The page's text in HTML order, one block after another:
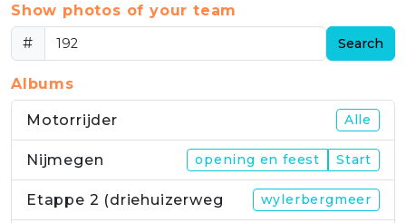
Show photos of your team
#
Search
Albums
Motorrijder Alle
Nijmegen opening en feest Start
Etappe 2 (driehuizerweg wylerbergmeer